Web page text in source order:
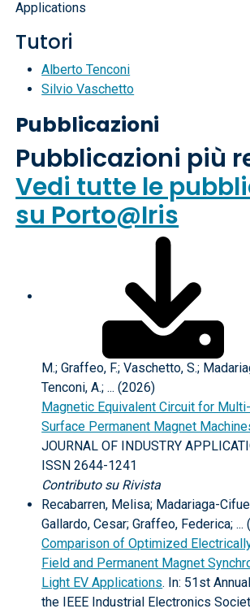
Applications
Tutori
Alberto Tenconi
Silvio Vaschetto
Pubblicazioni
Pubblicazioni più
Vedi tutte le
su Porto@Iris
M.; Graffeo, F.; Vaschetto, S.;
Tenconi, A.; ... (2026)
Magnetic Equivalent Circuit for
Surface Permanent Magnet
JOURNAL OF INDUSTRY
ISSN 2644-1241
Contributo su Rivista
Recabarren, Melisa; Madariaga-
Gallardo, Cesar; Graffeo, Federica; ...
Comparison of Optimized
Field and Permanent Magnet
Light EV Applications. In: 51st
the IEEE Industrial Electronics